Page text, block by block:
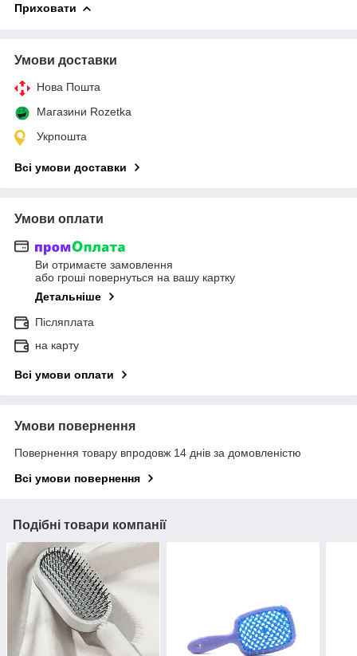
Приховати
Умови доставки
Нова Пошта
Магазини Rozetka
Укрпошта
Всі умови доставки
Умови оплати
Ви отримаєте замовлення
або гроші повернуться на вашу картку
Детальніше
Післяплата
на карту
Всі умови оплати
Умови повернення
Повернення товару впродовж 14 днів за домовленістю
Всі умови повернення
Подібні товари компанії